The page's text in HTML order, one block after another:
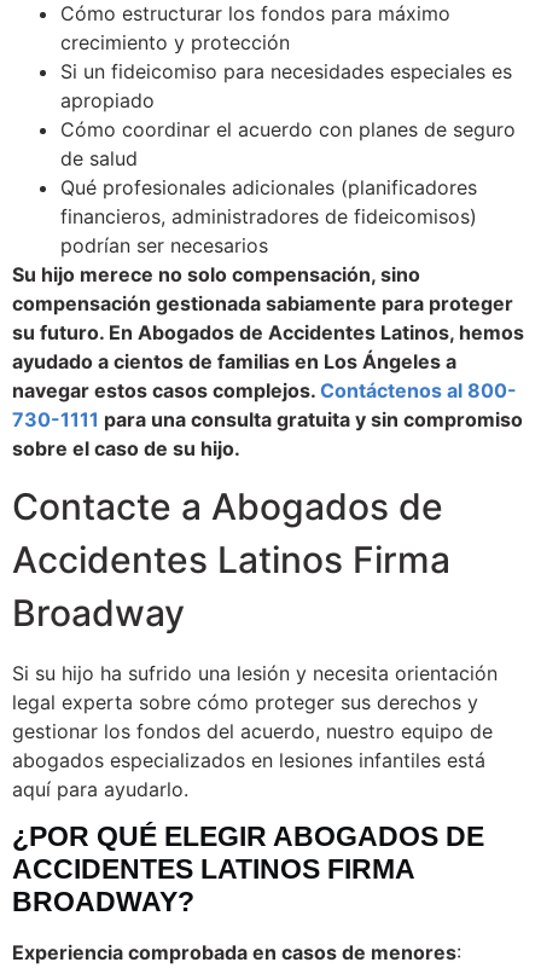
Cómo estructurar los fondos para máximo
crecimiento y protección
Si un fideicomiso para necesidades especiales es
apropiado
Cómo coordinar el acuerdo con planes de seguro
de salud
Qué profesionales adicionales (planificadores
financieros, administradores de fideicomisos)
podrían ser necesarios
Su hijo merece no solo compensación, sino
compensación gestionada sabiamente para proteger
su futuro. En Abogados de Accidentes Latinos, hemos
ayudado a cientos de familias en Los Ángeles a
navegar estos casos complejos. Contáctenos al 800-
730-1111 para una consulta gratuita y sin compromiso
sobre el caso de su hijo.
Contacte a Abogados de
Accidentes Latinos Firma
Broadway
Si su hijo ha sufrido una lesión y necesita orientación
legal experta sobre cómo proteger sus derechos y
gestionar los fondos del acuerdo, nuestro equipo de
abogados especializados en lesiones infantiles está
aquí para ayudarlo.
¿POR QUÉ ELEGIR ABOGADOS DE
ACCIDENTES LATINOS FIRMA
BROADWAY?
Experiencia comprobada en casos de menores: